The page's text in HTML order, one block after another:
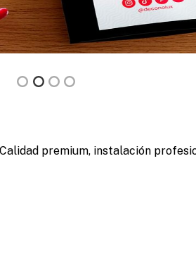
premium, instalación